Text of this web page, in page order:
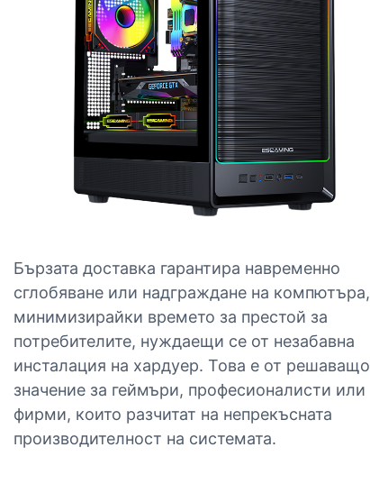
Бързата доставка гарантира навременно
сглобяване или надграждане на компютъра,
минимизирайки времето за престой за
потребителите, нуждаещи се от незабавна
инсталация на хардуер. Това е от решаващо
значение за геймъри, професионалисти или
фирми, които разчитат на непрекъсната
производителност на системата.